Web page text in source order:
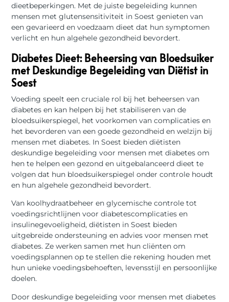
dieetbeperkingen. Met de juiste begeleiding kunnen
mensen met glutensensitiviteit in Soest genieten van
een gevarieerd en voedzaam dieet dat hun symptomen
verlicht en hun algehele gezondheid bevordert.
Diabetes Dieet: Beheersing van Bloedsuiker
met Deskundige Begeleiding van Diëtist in
Soest
Voeding speelt een cruciale rol bij het beheersen van
diabetes en kan helpen bij het stabiliseren van de
bloedsuikerspiegel, het voorkomen van complicaties en
het bevorderen van een goede gezondheid en welzijn bij
mensen met diabetes. In Soest bieden diëtisten
deskundige begeleiding voor mensen met diabetes om
hen te helpen een gezond en uitgebalanceerd dieet te
volgen dat hun bloedsuikerspiegel onder controle houdt
en hun algehele gezondheid bevordert.
Van koolhydraatbeheer en glycemische controle tot
voedingsrichtlijnen voor diabetescomplicaties en
insulinegevoeligheid, diëtisten in Soest bieden
uitgebreide ondersteuning en advies voor mensen met
diabetes. Ze werken samen met hun cliënten om
voedingsplannen op te stellen die rekening houden met
hun unieke voedingsbehoeften, levensstijl en persoonlijke
doelen.
Door deskundige begeleiding voor mensen met diabetes